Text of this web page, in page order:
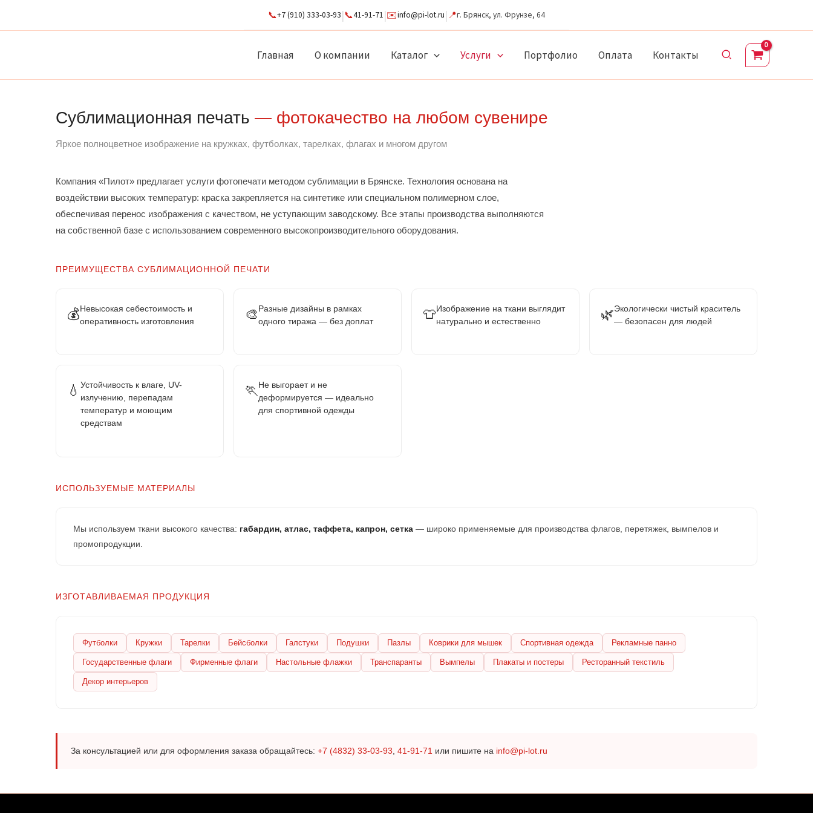
📞+7 (910) 333-03-93|📞41-91-71|✉️info@pi-lot.ru| 📍г. Брянск, ул. Фрунзе, 64
Главная О компании Каталог Услуги Портфолио Оплата Контакты Поиск
Сублимационная печать — фотокачество на любом сувенире
Яркое полноцветное изображение на кружках, футболках, тарелках, флагах и многом другом
Компания «Пилот» предлагает услуги фотопечати методом сублимации в Брянске. Технология основана на
воздействии высоких температур: краска закрепляется на синтетике или специальном полимерном слое,
обеспечивая перенос изображения с качеством, не уступающим заводскому. Все этапы производства выполняются
на собственной базе с использованием современного высокопроизводительного оборудования.
ПРЕИМУЩЕСТВА СУБЛИМАЦИОННОЙ ПЕЧАТИ
💰Невысокая себестоимость и
оперативность изготовления
🎨Разные дизайны в рамках
одного тиража — без доплат
👕Изображение на ткани выглядит
натурально и естественно
🌿Экологически чистый краситель
— безопасен для людей
💧 Устойчивость к влаге, UV-
излучению, перепадам
температур и моющим
средствам
🏃Не выгорает и не
деформируется — идеально
для спортивной одежды
ИСПОЛЬЗУЕМЫЕ МАТЕРИАЛЫ
Мы используем ткани высокого качества: габардин, атлас, таффета, капрон, сетка — широко применяемые для производства флагов, перетяжек, вымпелов и
промопродукции.
ИЗГОТАВЛИВАЕМАЯ ПРОДУКЦИЯ
Футболки Кружки Тарелки Бейсболки Галстуки Подушки Пазлы Коврики для мышек Спортивная одежда Рекламные панно
Государственные флаги Фирменные флаги Настольные флажки Транспаранты Вымпелы Плакаты и постеры Ресторанный текстиль
Декор интерьеров
За консультацией или для оформления заказа обращайтесь: +7 (4832) 33-03-93 41-91-71 или пишите на info@pi-lot.ru